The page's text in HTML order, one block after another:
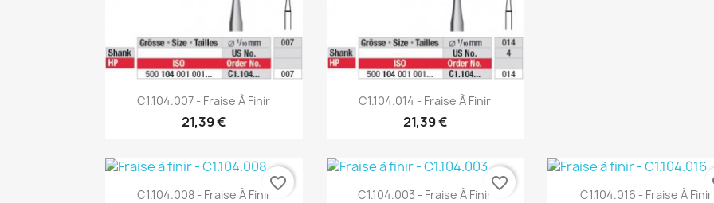
Aperçu rapide
C1.104.007 - Fraise À Finir
21,39 €
Aperçu rapide
C1.104.014 - Fraise À Finir
21,39 €
Aperçu rapide
C1.104.008 - Fraise À Finir
favorite_border Aperçu rapide
C1.104.003 - Fraise À Finir
favorite_border Aperçu rapide
C1.104.016 - Fraise À Finir